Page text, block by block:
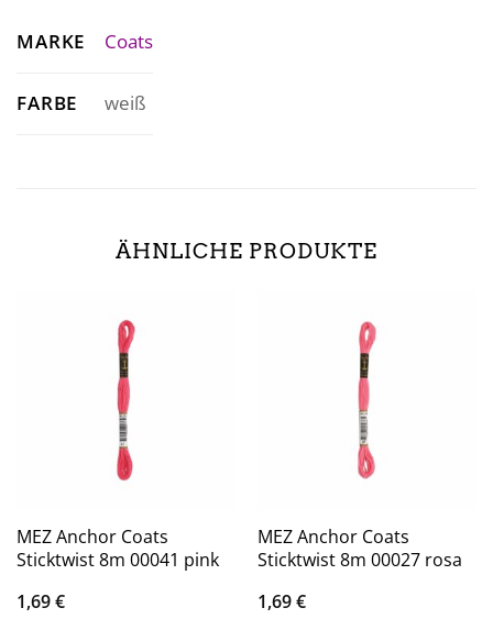
MARKE Coats
FARBE weiß
ÄHNLICHE PRODUKTE
MEZ Anchor Coats
Sticktwist 8m 00041 pink
1,69€
MEZ Anchor Coats
Sticktwist 8m 00027 rosa
1,69€